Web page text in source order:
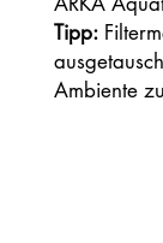
Tipp:
Ambiente